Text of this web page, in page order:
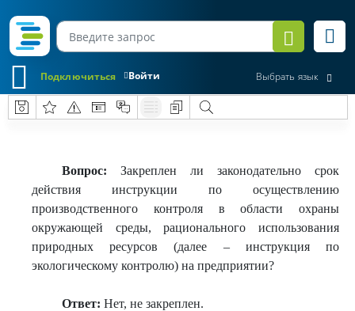
Войти
Подключиться Выбрать язык
Вопрос: Закреплен ли законодательно срок
действия инструкции по осуществлению
производственного контроля в области охраны
окружающей среды, рационального использования
природных ресурсов (далее – инструкция по
экологическому контролю) на предприятии?
Ответ: Нет, не закреплен.